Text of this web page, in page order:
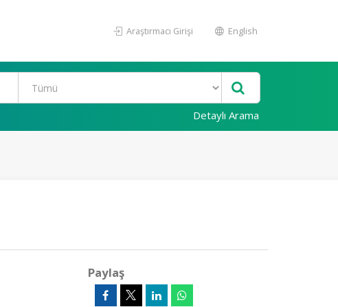
Araştırmacı Girişi English
Detaylı Arama
Paylaş